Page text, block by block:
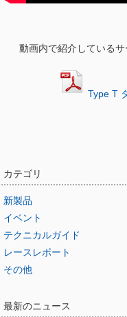
動画内で紹介している
Type T
カテゴリ
新製品
イベント
テクニカルガイド
レースレポート
その他
最新のニュース